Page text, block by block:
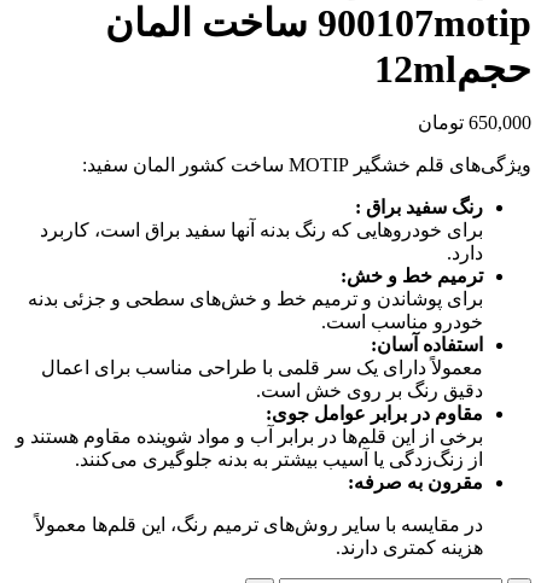
900107motip ساخت المان
حجم12ml
650,000 تومان
ویژگی‌های قلم خشگیر MOTIP ساخت کشور المان سفید:
رنگ سفید براق :
برای خودروهایی که رنگ بدنه آنها سفید براق است، کاربرد
دارد.
ترمیم خط و خش:
برای پوشاندن و ترمیم خط و خش‌های سطحی و جزئی بدنه
خودرو مناسب است.
استفاده آسان:
معمولاً دارای یک سر قلمی با طراحی مناسب برای اعمال
دقیق رنگ بر روی خش است.
مقاوم در برابر عوامل جوی:
برخی از این قلم‌ها در برابر آب و مواد شوینده مقاوم هستند و
از زنگ‌زدگی یا آسیب بیشتر به بدنه جلوگیری می‌کنند.
مقرون به صرفه:
در مقایسه با سایر روش‌های ترمیم رنگ، این قلم‌ها معمولاً
هزینه کمتری دارند.